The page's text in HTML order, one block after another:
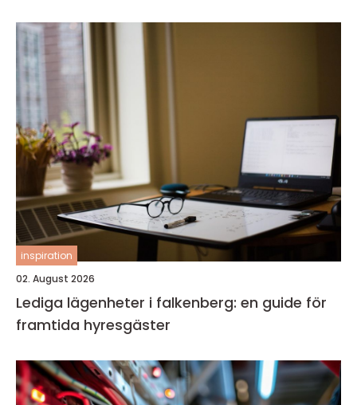
inspiration
02. August 2026
Lediga lägenheter i falkenberg: en guide för
framtida hyresgäster